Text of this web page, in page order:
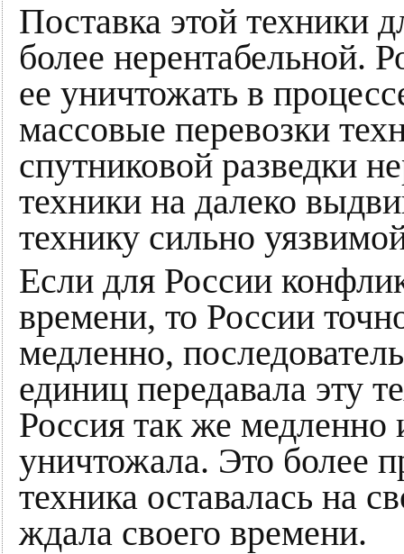
Поставка этой техники
более нерентабельной.
ее уничтожать в
массовые перевозки
спутниковой разведки
техники на далеко
технику сильно
Если для России
времени, то России
медленно,
единиц передавала эту
Россия так же медленно
уничтожала. Это более
техника оставалась на
ждала своего времени.